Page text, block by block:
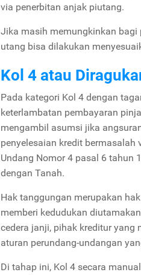
via penerbitan anjak piutang.
Jika masih memungkinkan bagi
utang bisa dilakukan
Kol 4 atau
Pada kategori Kol 4 dengan
keterlambatan pembayaran
mengambil asumsi jika
penyelesaian kredit
Undang Nomor 4 pasal 6 tahun
dengan Tanah.
Hak tanggungan merupakan
memberi kedudukan
cedera janji, pihak kreditur
aturan perundang-undangan
Di tahap ini, Kol 4 secara